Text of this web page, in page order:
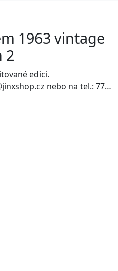
1963 vintage
2
edici.
nebo na tel.: 778 052 180